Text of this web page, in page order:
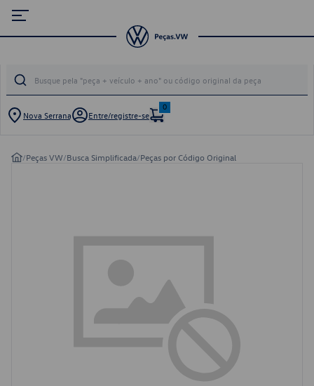
Nova Serrana Entre/registre-se
0
/Peças VW/Busca Simplificada/Peças por Código Original